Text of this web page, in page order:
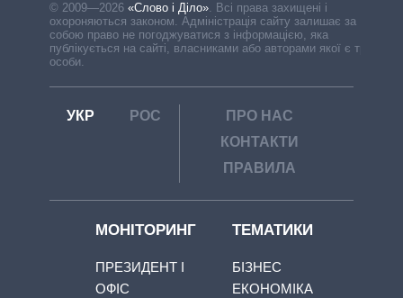
© 2009—2026 «Слово і Діло». Всі права захищені і
охороняються законом. Адміністрація сайту залишає за
собою право не погоджуватися з інформацією, яка
публікується на сайті, власниками або авторами якої є треті
особи.
УКР РОС
ПРО НАС
КОНТАКТИ
ПРАВИЛА
МОНІТОРИНГ
ПРЕЗИДЕНТ І
ОФІС
ТЕМАТИКИ
БІЗНЕС
ЕКОНОМІКА